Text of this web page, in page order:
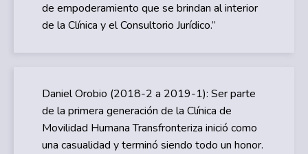
de empoderamiento que se brindan al interior
de la Clínica y el Consultorio Jurídico.”
Daniel Orobio (2018-2 a 2019-1): Ser parte
de la primera generación de la Clínica de
Movilidad Humana Transfronteriza inició como
una casualidad y terminó siendo todo un honor.